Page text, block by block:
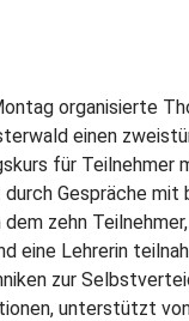
organisierte
einen
für Teilnehmer
durch Gespräche mit
dem zehn Teilnehmer,
eine Lehrerin
zur
unterstützt